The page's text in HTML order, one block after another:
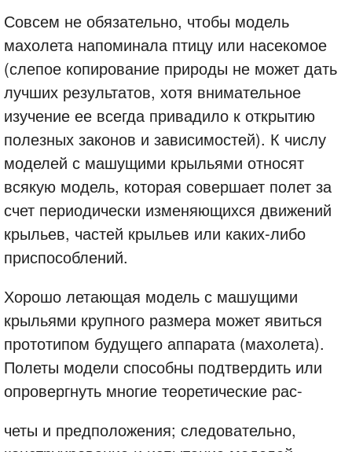
Совсем не обязательно, чтобы модель
махолета напоминала птицу или насекомое
(слепое копирование природы не может дать
лучших результатов, хотя внимательное
изучение ее всегда привадило к открытию
полезных законов и зависимостей). К числу
моделей с машущими крыльями относят
всякую модель, которая совершает полет за
счет периодически изменяющихся движений
крыльев, частей крыльев или каких-либо
приспособлений.
Хорошо летающая модель с машущими
крыльями крупного размера может явиться
прототипом будущего аппарата (махолета).
Полеты модели способны подтвердить или
опровергнуть многие теоретические рас-
четы и предположения; следовательно,